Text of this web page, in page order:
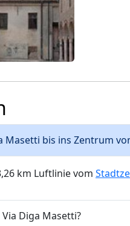
Masetti bis ins Zentrum
km Luftlinie vom
Diga Masetti?